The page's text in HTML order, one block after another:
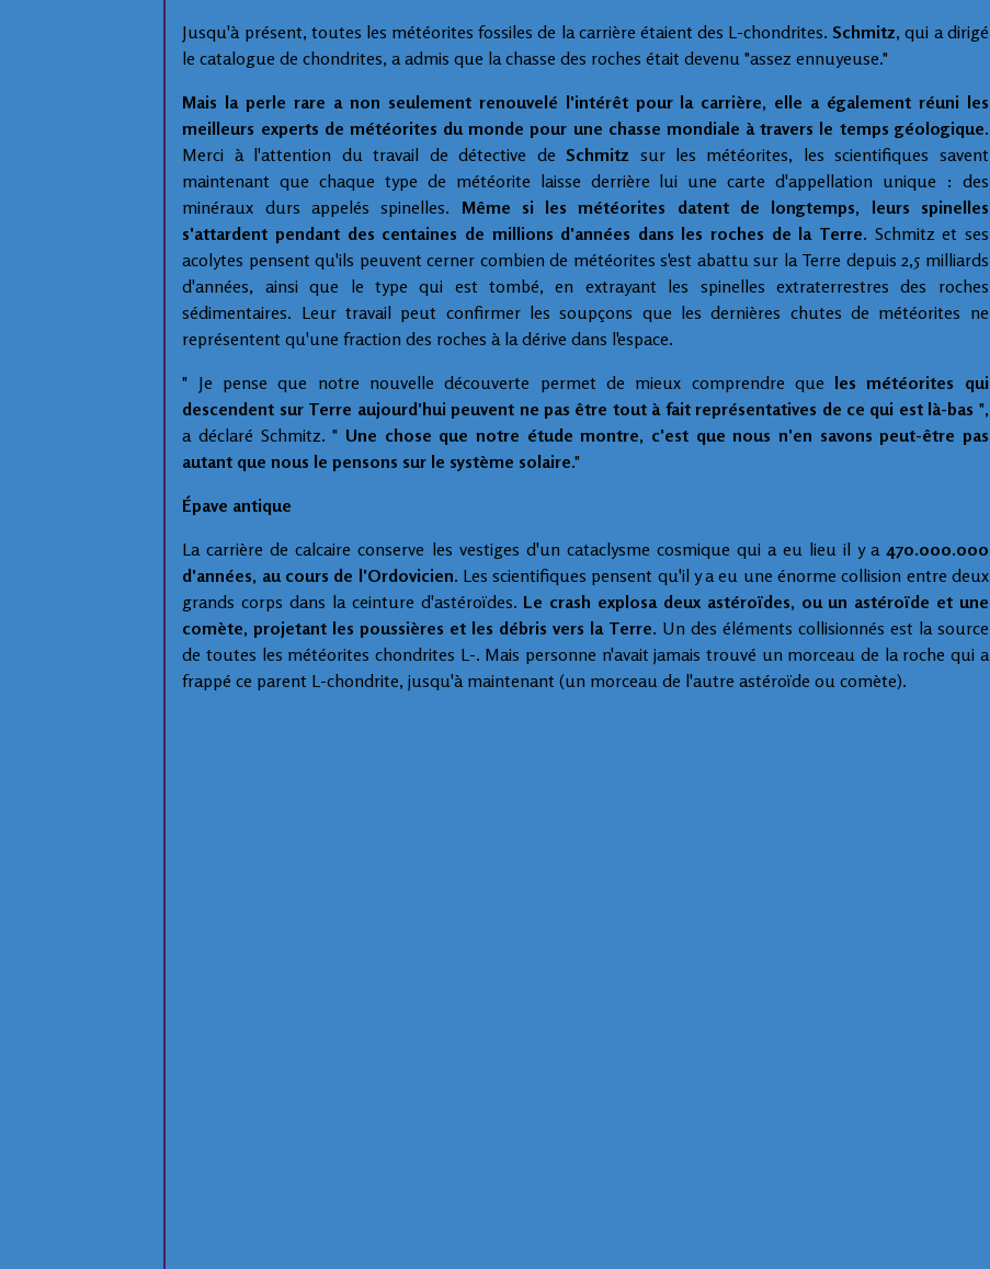
Jusqu'à présent, toutes les météorites fossiles de la carrière étaient des L-chondrites. Schmitz, qui a dirigé
le catalogue de chondrites, a admis que la chasse des roches était devenu "assez ennuyeuse."
Mais la perle rare a non seulement renouvelé l'intérêt pour la carrière, elle a également réuni les
meilleurs experts de météorites du monde pour une chasse mondiale à travers le temps géologique.
Merci à l'attention du travail de détective de Schmitz sur les météorites, les scientifiques savent
maintenant que chaque type de météorite laisse derrière lui une carte d'appellation unique : des
minéraux durs appelés spinelles. Même si les météorites datent de longtemps, leurs spinelles
s'attardent pendant des centaines de millions d'années dans les roches de la Terre. Schmitz et ses
acolytes pensent qu'ils peuvent cerner combien de météorites s'est abattu sur ​​la Terre depuis 2,5 milliards
d'années, ainsi que le type qui est tombé, en extrayant les spinelles extraterrestres des roches
sédimentaires. Leur travail peut confirmer les soupçons que les dernières chutes de météorites ne
représentent qu'une fraction des roches à la dérive dans l'espace.
" Je pense que notre nouvelle découverte permet de mieux comprendre que les météorites qui
descendent sur Terre aujourd'hui peuvent ne pas être tout à fait représentatives de ce qui est là-bas ",
a déclaré Schmitz. "Une chose que notre étude montre, c'est que nous n'en savons peut-être pas
autant que nous le pensons sur le système solaire."
Épave antique
La carrière de calcaire conserve les vestiges d'un cataclysme cosmique qui a eu lieu il y a 470.000.000
d'années, au cours de l'Ordovicien. Les scientifiques pensent qu'il y a eu une énorme collision entre deux
grands corps dans la ceinture d'astéroïdes. Le crash explosa deux astéroïdes, ou un astéroïde et une
comète, projetant les poussières et les débris vers la Terre. Un des éléments collisionnés est la source
de toutes les météorites chondrites L-. Mais personne n'avait jamais trouvé un morceau de la roche qui a
frappé ce parent L-chondrite, jusqu'à maintenant (un morceau de l'autre astéroïde ou comète).